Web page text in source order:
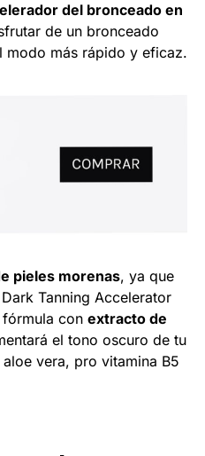
del bronceado en
de un bronceado
modo más rápido y eficaz.
pieles morenas, ya que
Tanning Accelerator
fórmula con extracto de
el tono oscuro de tu
vera, pro vitamina B5